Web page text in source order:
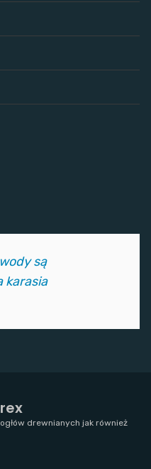
są
karasia
drewnianych jak również